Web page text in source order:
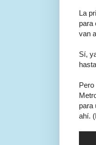
La
para
van
Sí,
Pero
para
ahí.